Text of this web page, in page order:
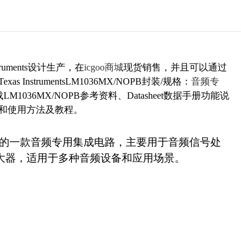
设计生产，在icgoo商城现货销售，并且可以通过
InstrumentsLM1036MX/NOPB封装/规格： 音频专
LM1036MX/NOPB参考资料、Datasheet数据手册功能说
使用方法及教程。
一款音频专用集成电路，主要用于音频信号处
，适用于多种音频设备和应用场景。